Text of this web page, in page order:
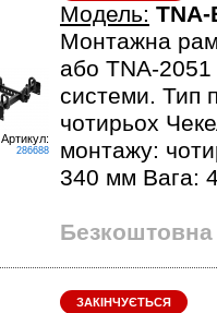
Артикул:
286688
Модель: TNA-
Монтажна
або TNA-2051
системи. Тип
чотирьох
монтажу:
340 мм Вага:
Безкоштовна
ЗАКІНЧУЄТЬСЯ